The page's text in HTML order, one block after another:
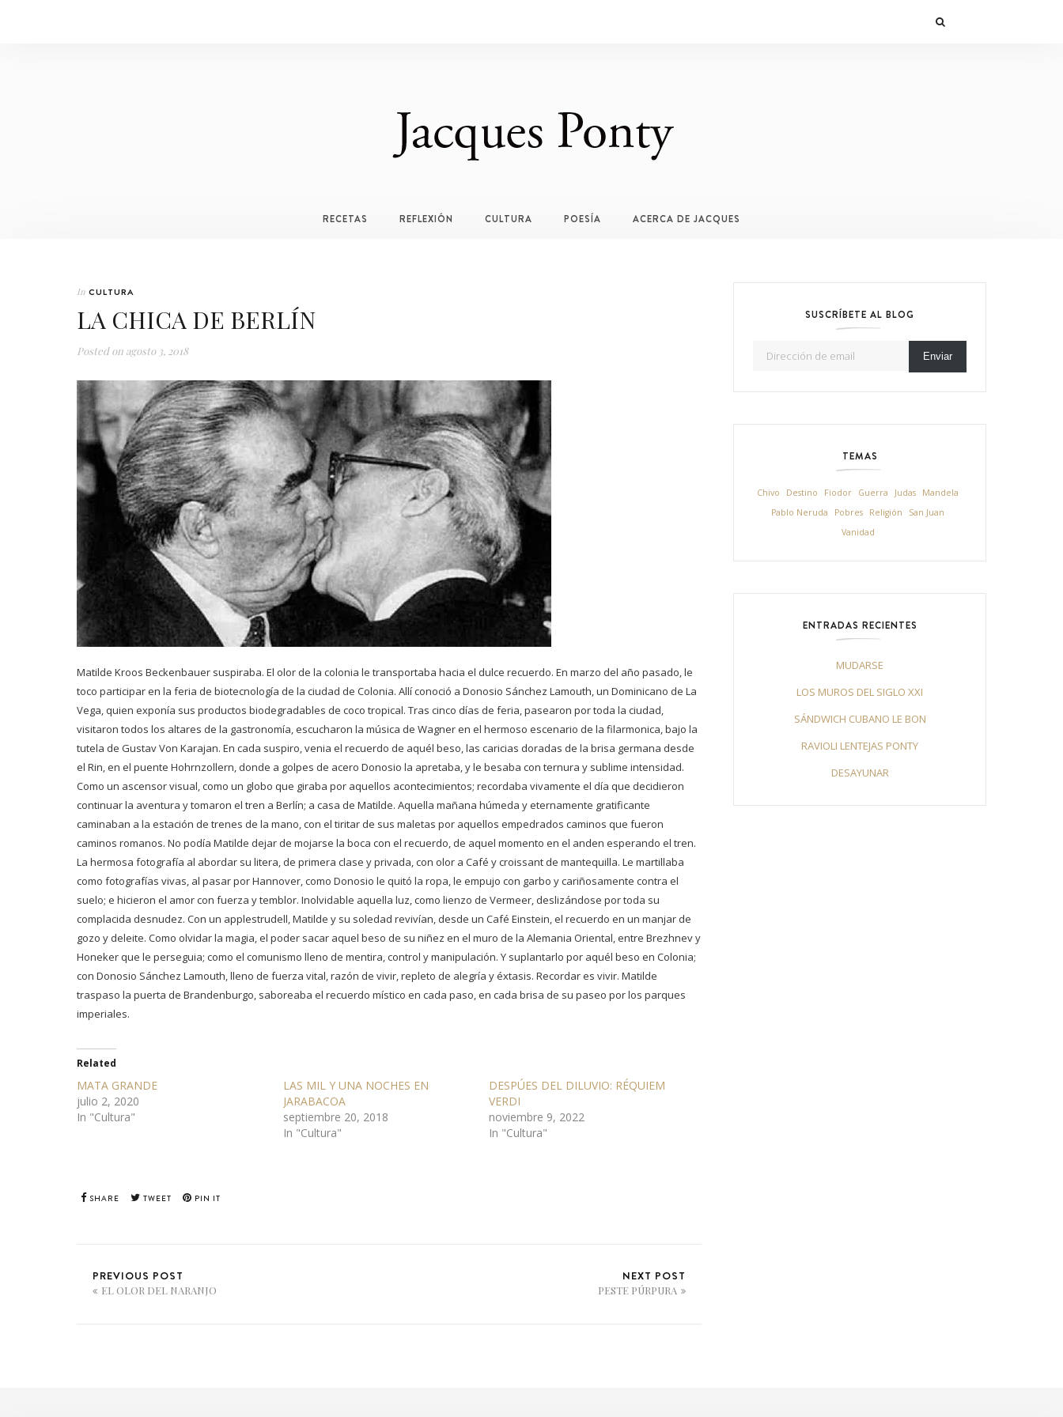
RECETAS REFLEXIÓN CULTURA POESÍA ACERCA DE JACQUES
In CULTURA
LA CHICA DE BERLÍN
Posted on agosto 3, 2018
Matilde Kroos Beckenbauer suspiraba. El olor de la colonia le transportaba hacia el dulce recuerdo. En marzo del año pasado, le
toco participar en la feria de biotecnología de la ciudad de Colonia. Allí conoció a Donosio Sánchez Lamouth, un Dominicano de La
Vega, quien exponía sus productos biodegradables de coco tropical. Tras cinco días de feria, pasearon por toda la ciudad,
visitaron todos los altares de la gastronomía, escucharon la música de Wagner en el hermoso escenario de la filarmonica, bajo la
tutela de Gustav Von Karajan. En cada suspiro, venia el recuerdo de aquél beso, las caricias doradas de la brisa germana desde
el Rin, en el puente Hohrnzollern, donde a golpes de acero Donosio la apretaba, y le besaba con ternura y sublime intensidad.
Como un ascensor visual, como un globo que giraba por aquellos acontecimientos; recordaba vivamente el día que decidieron
continuar la aventura y tomaron el tren a Berlín; a casa de Matilde. Aquella mañana húmeda y eternamente gratificante
caminaban a la estación de trenes de la mano, con el tiritar de sus maletas por aquellos empedrados caminos que fueron
caminos romanos. No podía Matilde dejar de mojarse la boca con el recuerdo, de aquel momento en el anden esperando el tren.
La hermosa fotografía al abordar su litera, de primera clase y privada, con olor a Café y croissant de mantequilla. Le martillaba
como fotografías vivas, al pasar por Hannover, como Donosio le quitó la ropa, le empujo con garbo y cariñosamente contra el
suelo; e hicieron el amor con fuerza y temblor. Inolvidable aquella luz, como lienzo de Vermeer, deslizándose por toda su
complacida desnudez. Con un applestrudell, Matilde y su soledad revivían, desde un Café Einstein, el recuerdo en un manjar de
gozo y deleite. Como olvidar la magia, el poder sacar aquel beso de su niñez en el muro de la Alemania Oriental, entre Brezhnev y
Honeker que le perseguia; como el comunismo lleno de mentira, control y manipulación. Y suplantarlo por aquél beso en Colonia;
con Donosio Sánchez Lamouth, lleno de fuerza vital, razón de vivir, repleto de alegría y éxtasis. Recordar es vivir. Matilde
traspaso la puerta de Brandenburgo, saboreaba el recuerdo místico en cada paso, en cada brisa de su paseo por los parques
imperiales.
Related
MATA GRANDE
julio 2, 2020
In "Cultura"
LAS MIL Y UNA NOCHES EN
JARABACOA
septiembre 20, 2018
In "Cultura"
DESPÚES DEL DILUVIO: RÉQUIEM
VERDI
noviembre 9, 2022
In "Cultura"
SHARE TWEET PIN IT
PREVIOUS POST
EL OLOR DEL NARANJO
NEXT POST
PESTE PÚRPURA
SUSCRÍBETE AL BLOG
Enviar
TEMAS
Chivo Destino Fiodor Guerra Judas
Mandela
Pablo Neruda
Pobres Religión
San Juan
Vanidad
ENTRADAS RECIENTES
MUDARSE
LOS MUROS DEL SIGLO XXI
SÁNDWICH CUBANO LE BON
RAVIOLI LENTEJAS PONTY
DESAYUNAR